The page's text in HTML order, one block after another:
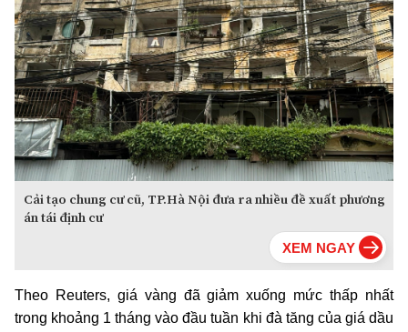
Cải tạo chung cư cũ, TP.Hà Nội đưa ra nhiều đề xuất phương
án tái định cư
Theo Reuters, giá vàng đã giảm xuống mức thấp nhất
trong khoảng 1 tháng vào đầu tuần khi đà tăng của giá dầu